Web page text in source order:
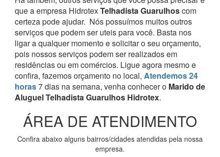
que a empresa HidrotexTelhadista Guarulhoscom
certeza pode ajudar. Nós possuímos muitos outros
serviços que podem ser uteis para você. Basta nos
ligar a qualquer momento e solicitar o seu orçamento,
pois nossos serviços podem ser realizados em
residências ou em comércios. Ligue agora mesmo e
confira, fazemos orçamento no local, Atendemos 24
horas7 dias na semana, venha conhecer o Marido de
Aluguel Telhadista Guarulhos Hidrotex.
ÁREA DE ATENDIMENTO
Confira abaixo alguns bairros/cidades atendidas pela nossa
empresa.